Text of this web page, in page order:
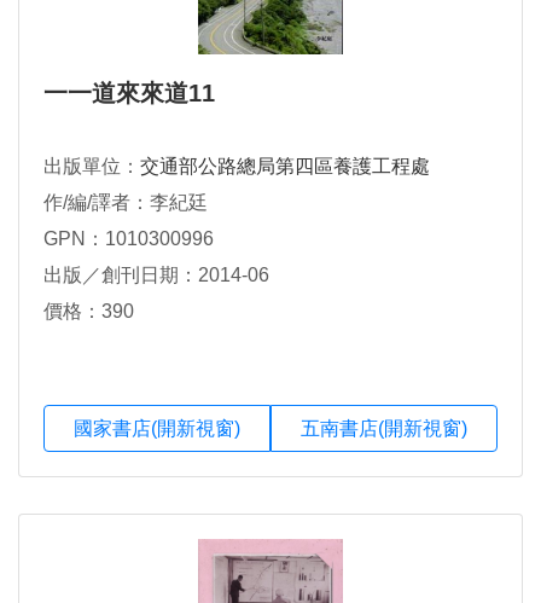
一一道來來道11
出版單位： 交通部公路總局第四區養護工程處
作/編/譯者：李紀廷
GPN：1010300996
出版／創刊日期：2014-06
價格：390
國家書店(開新視窗) 五南書店(開新視窗)